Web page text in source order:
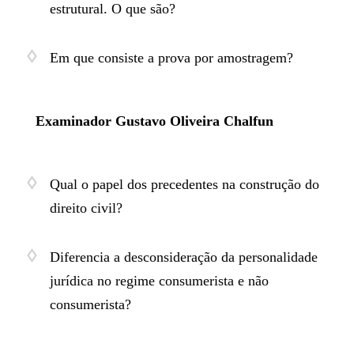
estrutural. O que são?
Em que consiste a prova por amostragem?
Examinador Gustavo Oliveira Chalfun
Qual o papel dos precedentes na construção do
direito civil?
Diferencia a desconsideração da personalidade
jurídica no regime consumerista e não
consumerista?